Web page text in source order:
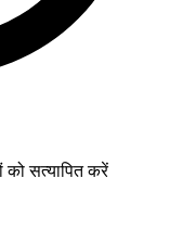
को सत्यापित करें